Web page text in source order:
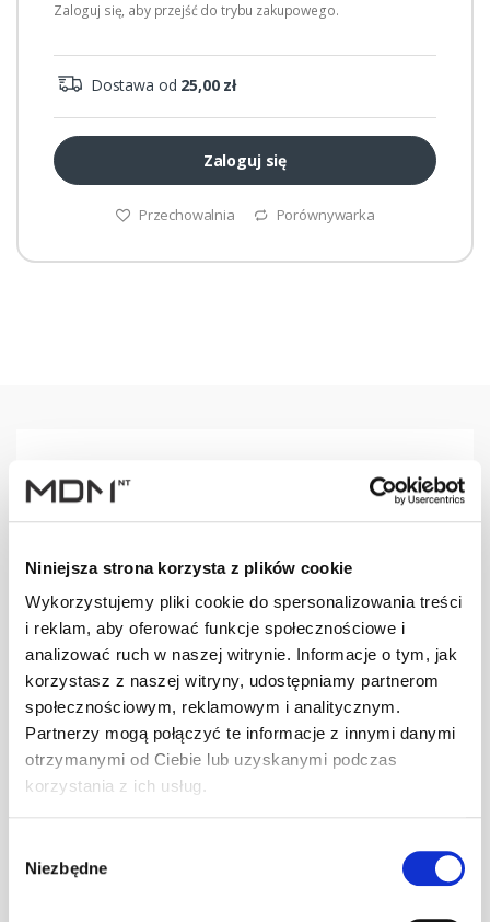
Niniejsza strona korzysta z plików cookie
Wykorzystujemy pliki cookie do spersonalizowania treści
i reklam, aby oferować funkcje społecznościowe i
analizować ruch w naszej witrynie. Informacje o tym, jak
korzystasz z naszej witryny, udostępniamy partnerom
społecznościowym, reklamowym i analitycznym.
Partnerzy mogą połączyć te informacje z innymi danymi
otrzymanymi od Ciebie lub uzyskanymi podczas
korzystania z ich usług.
zgody
Niezbędne
Zaloguj się, aby przejść do trybu zakupowego.
Dostawa od 25,00 zł
Zaloguj się
Przechowalnia Porównywarka
Opis
OPIS
Element stosowany do wentylacji kalenicy na dachach
krytych gontem bitumicznym, papą itp. Dzięki
odpowiednio dobranej powierzchni wentylacyjnej ok. 400
cm2/mb, zapewnia właściwą wentylację konstrukcji dachu.
MATERIAŁ